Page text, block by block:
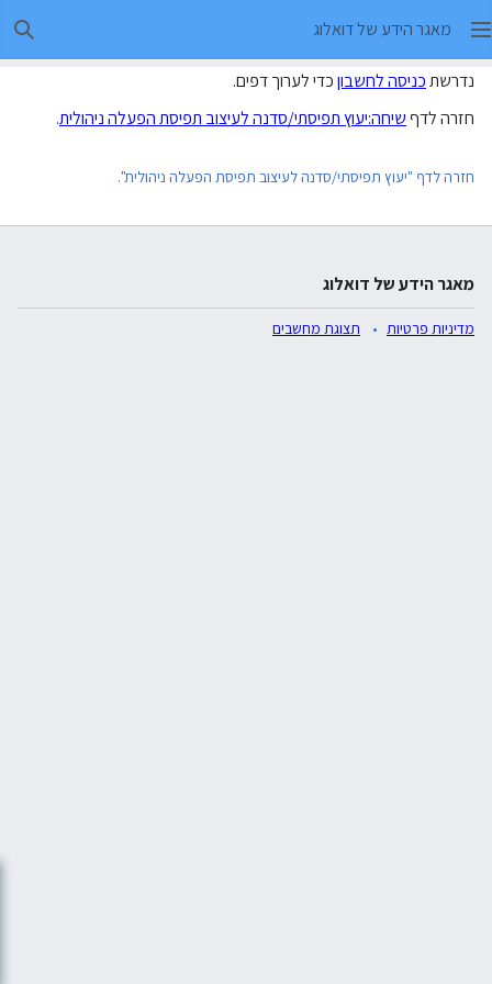
מאגר הידע של דואלוג
נדרשתכניסה לחשבוןכדי לערוך דפים.
חזרה לדףשיחה:יעוץ תפיסתי/סדנה לעיצוב תפיסת הפעלה ניהולית.
חזרה לדף "יעוץ תפיסתי/סדנה לעיצוב תפיסת הפעלה ניהולית".
מאגר הידע של דואלוג
מדיניות פרטיות תצוגת מחשבים